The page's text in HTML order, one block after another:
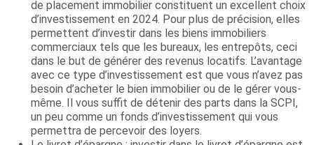
de placement immobilier constituent un excellent choix
d’investissement en 2024. Pour plus de précision, elles
permettent d’investir dans les biens immobiliers
commerciaux tels que les bureaux, les entrepôts, ceci
dans le but de générer des revenus locatifs. L’avantage
avec ce type d’investissement est que vous n’avez pas
besoin d’acheter le bien immobilier ou de le gérer vous-
même. Il vous suffit de détenir des parts dans la SCPI,
un peu comme un fonds d’investissement qui vous
permettra de percevoir des loyers.